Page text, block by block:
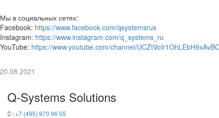
Мы в со­ци­аль­ных сетях:
Facebook: https://www.facebook.com/qsystemsrus
Instagram: https://www.instagram.com/q_systems_ru
YouTube: https://www.youtube.com/channel/
20.08.2021
Q-​Systems Solutions
:+7 (495) 970 96 55